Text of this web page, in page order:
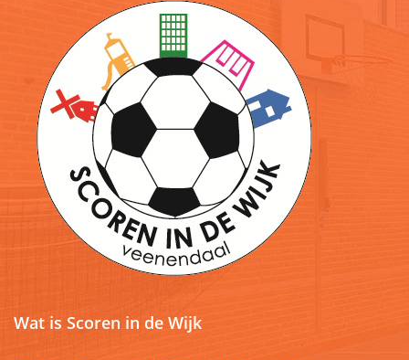
Wat is Scoren in de Wijk